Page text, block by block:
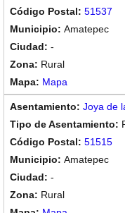
51537
Amatepec
-
Rural
Mapa
Joya de
51515
Amatepec
-
Rural